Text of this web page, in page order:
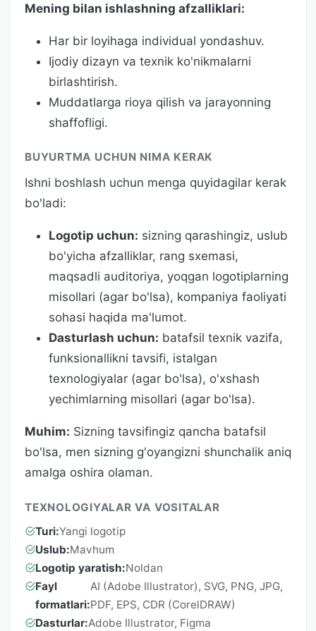
Mening bilan ishlashning afzalliklari:
Har bir loyihaga individual yondashuv.
Ijodiy dizayn va texnik ko'nikmalarni
birlashtirish.
Muddatlarga rioya qilish va jarayonning
shaffofligi.
BUYURTMA UCHUN NIMA KERAK
Ishni boshlash uchun menga quyidagilar kerak
bo'ladi:
Logotip uchun: sizning qarashingiz, uslub
bo'yicha afzalliklar, rang sxemasi,
maqsadli auditoriya, yoqgan logotiplarning
misollari (agar bo'lsa), kompaniya faoliyati
sohasi haqida ma'lumot.
Dasturlash uchun: batafsil texnik vazifa,
funksionallikni tavsifi, istalgan
texnologiyalar (agar bo'lsa), o'xshash
yechimlarning misollari (agar bo'lsa).
Muhim: Sizning tavsifingiz qancha batafsil
bo'lsa, men sizning g'oyangizni shunchalik aniq
amalga oshira olaman.
TEXNOLOGIYALAR VA VOSITALAR
Turi:Yangi logotip
Uslub:Mavhum
Logotip yaratish:Noldan
Fayl
formatlari:
AI (Adobe Illustrator), SVG, PNG, JPG,
PDF, EPS, CDR (CorelDRAW)
Dasturlar:Adobe Illustrator, Figma